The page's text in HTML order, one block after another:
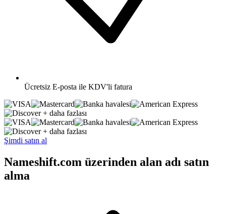
Ücretsiz E-posta ile KDV'li fatura
+ daha fazlası
+ daha fazlası
Şimdi satın al
Nameshift.com üzerinden alan adı satın
alma